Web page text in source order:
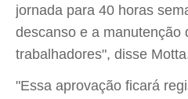
jornada para 40 horas
descanso e a manutenção
trabalhadores", disse
"Essa aprovação ficará